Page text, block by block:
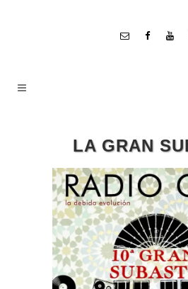
LA GRAN